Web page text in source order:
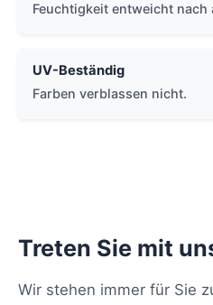
Feuchtigkeit entweicht nach
UV-Beständig
Farben verblassen nicht.
Treten Sie mit
Wir stehen immer für Sie